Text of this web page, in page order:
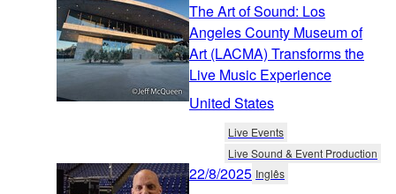
The Art of Sound: Los
Angeles County Museum of
Art (LACMA) Transforms the
Live Music Experience
United States
Live Events
Live Sound & Event Production
22/8/2025 Inglês